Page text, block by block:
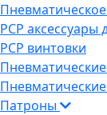
PCP
PCP винтовки
Патроны